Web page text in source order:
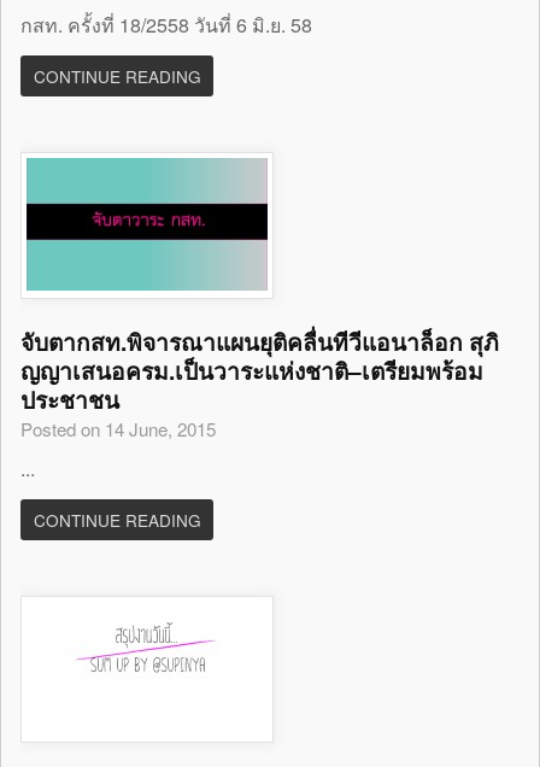
กสท. ครั้งที่ 18/2558 วันที่ 6 มิ.ย. 58
CONTINUE READING
จับตากสท.พิจารณาแผนยุติคลื่นทีวีแอนาล็อก สุภิ
ญญาเสนอครม.เป็นวาระแห่งชาติ–เตรียมพร้อม
ประชาชน
Posted on 14 June, 2015
...
CONTINUE READING